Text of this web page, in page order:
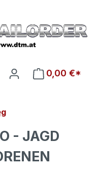
hast 0 Produkte auf
0,00 €*
- JAGD